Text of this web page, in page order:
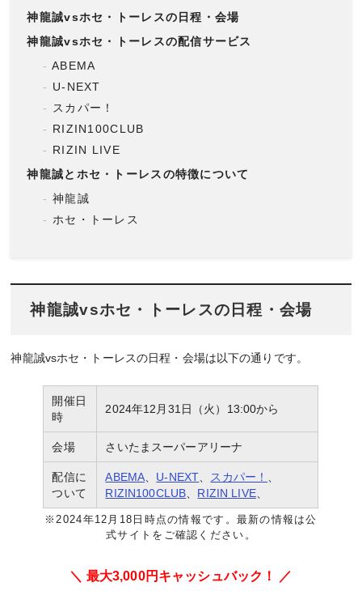
神龍誠vsホセ・トーレスの日程・会場
神龍誠vsホセ・トーレスの配信サービス
ABEMA
U-NEXT
スカパー！
RIZIN100CLUB
RIZIN LIVE
神龍誠とホセ・トーレスの特徴について
神龍誠
ホセ・トーレス
神龍誠vsホセ・トーレスの日程・会場
神龍誠vsホセ・トーレスの日程・会場は以下の通りです。
開催日
時
2024年12月31日（火）13:00から
会場 さいたまスーパーアリーナ
配信に
ついて
ABEMA、 U-NEXT、 スカパー！ 、
RIZIN100CLUB、 RIZIN LIVE、
※2024年12月18日時点の情報です。最新の情報は公
式サイトをご確認ください。
＼ 最大3,000円キャッシュバック！ ／